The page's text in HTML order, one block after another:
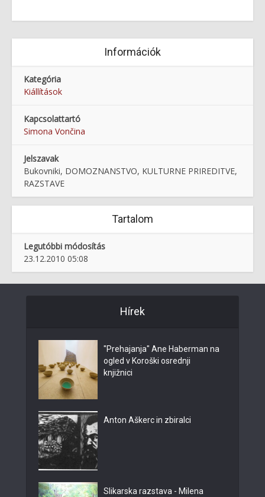
Információk
Kategória
Kiállítások
Kapcsolattartó
Simona Vončina
Jelszavak
Bukovniki, DOMOZNANSTVO, KULTURNE PRIREDITVE,
RAZSTAVE
Tartalom
Legutóbbi módosítás
23.12.2010 05:08
Hírek
"Prehajanja" Ane Haberman na
ogled v Koroški osrednji
knjižnici
Anton Aškerc in zbiralci
Slikarska razstava - Milena